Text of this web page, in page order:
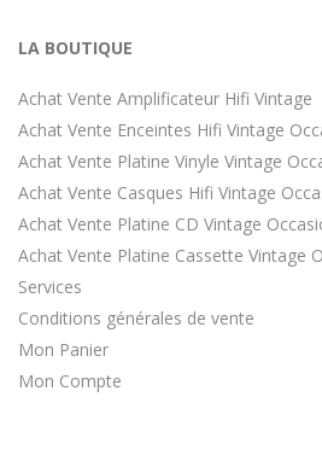
LA BOUTIQUE
Achat Vente Amplificateur Hifi Vintage
Achat Vente Enceintes Hifi Vintage
Achat Vente Platine Vinyle Vintage
Achat Vente Casques Hifi Vintage
Achat Vente Platine CD Vintage
Achat Vente Platine Cassette Vintage
Services
Conditions générales de vente
Mon Panier
Mon Compte